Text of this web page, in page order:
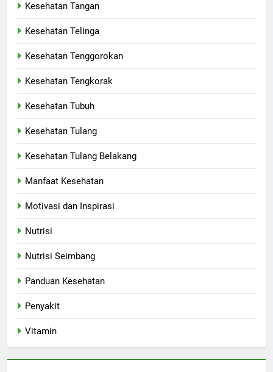
Kesehatan Tangan
Kesehatan Telinga
Kesehatan Tenggorokan
Kesehatan Tengkorak
Kesehatan Tubuh
Kesehatan Tulang
Kesehatan Tulang Belakang
Manfaat Kesehatan
Motivasi dan Inspirasi
Nutrisi
Nutrisi Seimbang
Panduan Kesehatan
Penyakit
Vitamin